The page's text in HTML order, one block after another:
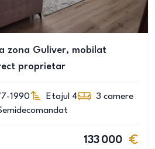
zona Guliver, mobilat
proprietar
1990 Etajul 4 3 camere
133 000